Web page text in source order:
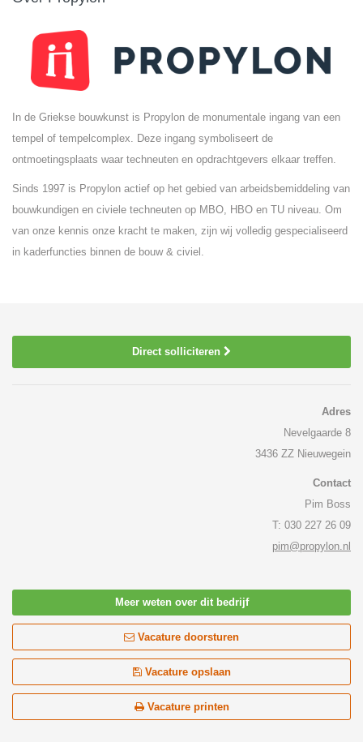
In de Griekse bouwkunst is Propylon de monumentale ingang van een
tempel of tempelcomplex. Deze ingang symboliseert de
ontmoetingsplaats waar techneuten en opdrachtgevers elkaar treffen.
Sinds 1997 is Propylon actief op het gebied van arbeidsbemiddeling van
bouwkundigen en civiele techneuten op MBO, HBO en TU niveau. Om
van onze kennis onze kracht te maken, zijn wij volledig gespecialiseerd
in kaderfuncties binnen de bouw & civiel.
Direct solliciteren
Adres
Nevelgaarde 8
3436 ZZ Nieuwegein
Contact
Pim Boss
T: 030 227 26 09
pim@propylon.nl
Meer weten over dit bedrijf
Vacature doorsturen
Vacature opslaan
Vacature printen